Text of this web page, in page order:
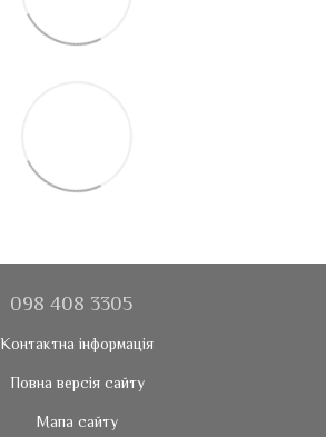
098 408 3305
Контактна інформація
Повна версія сайту
Мапа сайту